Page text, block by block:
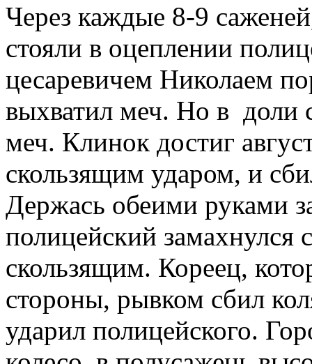
Через каждые 8-9
стояли в оцеплении
цесаревичем Николаем
выхватил меч. Но в доли
меч. Клинок достиг
скользящим ударом, и
Держась обеими руками
полицейский замахнулся
скользящим. Кореец,
стороны, рывком сбил
ударил полицейского.